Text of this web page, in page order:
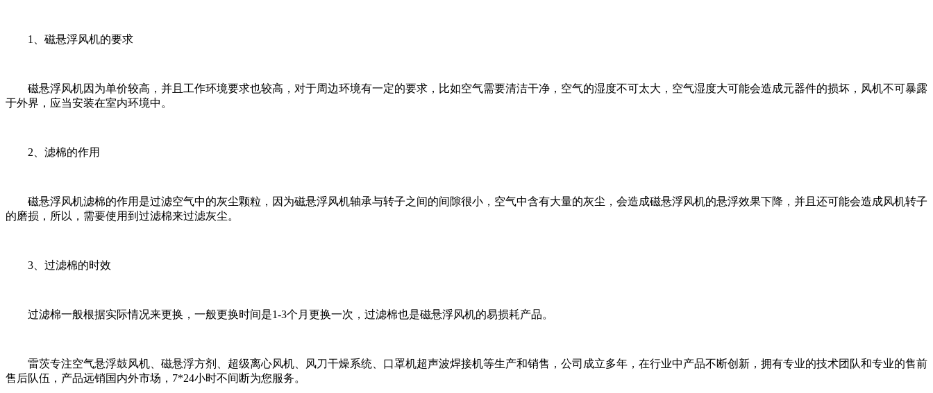
1、磁悬浮风机的要求
磁悬浮风机因为单价较高，并且工作环境要求也较高，对于周边环境有一定的要求，比如空气需要清洁干净，空气的湿度不可太大，空气湿度大可能会造成元器件的损坏，风机不可暴露
于外界，应当安装在室内环境中。
2、滤棉的作用
磁悬浮风机滤棉的作用是过滤空气中的灰尘颗粒，因为磁悬浮风机轴承与转子之间的间隙很小，空气中含有大量的灰尘，会造成磁悬浮风机的悬浮效果下降，并且还可能会造成风机转子
的磨损，所以，需要使用到过滤棉来过滤灰尘。
3、过滤棉的时效
过滤棉一般根据实际情况来更换，一般更换时间是1-3个月更换一次，过滤棉也是磁悬浮风机的易损耗产品。
雷茨专注空气悬浮鼓风机、磁悬浮方剂、超级离心风机、风刀干燥系统、口罩机超声波焊接机等生产和销售，公司成立多年，在行业中产品不断创新，拥有专业的技术团队和专业的售前
售后队伍，产品远销国内外市场，7*24小时不间断为您服务。